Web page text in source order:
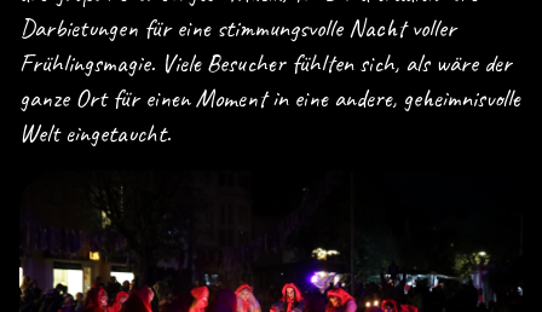
Darbietungen für eine stimmungsvolle Nacht voller
Frühlingsmagie. Viele Besucher fühlten sich, als wäre der
ganze Ort für einen Moment in eine andere, geheimnisvolle
Welt eingetaucht.